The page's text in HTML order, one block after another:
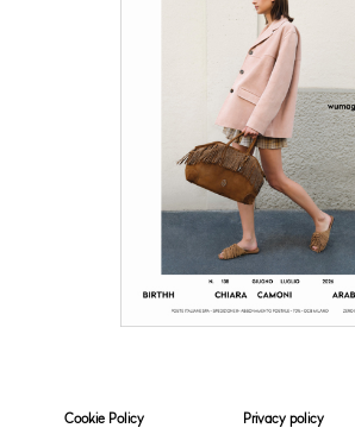
Cookie Policy Privacy policy